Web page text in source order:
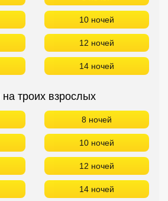
10 ночей
12 ночей
14 ночей
троих взрослых
8 ночей
10 ночей
12 ночей
14 ночей